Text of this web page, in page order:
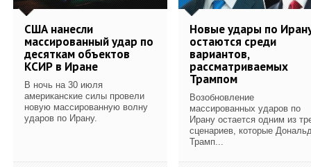
США нанесли
массированный удар по
десяткам объектов
КСИР в Иране
В ночь на 30 июля
американские силы провели
новую массированную волну
ударов по Ирану.
Новые удары по
остаются среди
вариантов,
рассматриваемых
Трампом
Возобновление
массированных ударов по
Ирану остается одним из
сценариев, которые
Трамп...